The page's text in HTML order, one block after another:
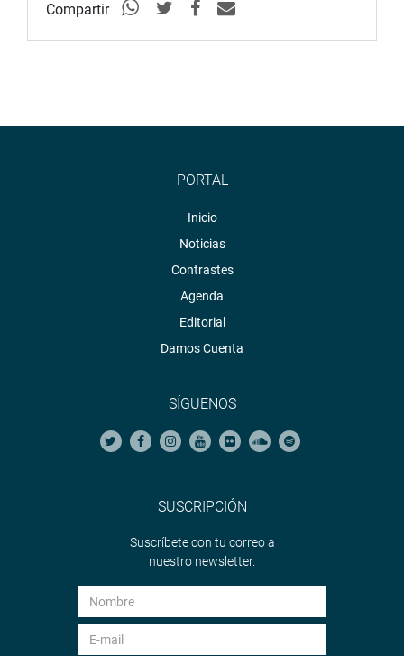
Compartir
PORTAL
Inicio
Noticias
Contrastes
Agenda
Editorial
Damos Cuenta
SÍGUENOS
SUSCRIPCIÓN
Suscríbete con tu correo a
nuestro newsletter.